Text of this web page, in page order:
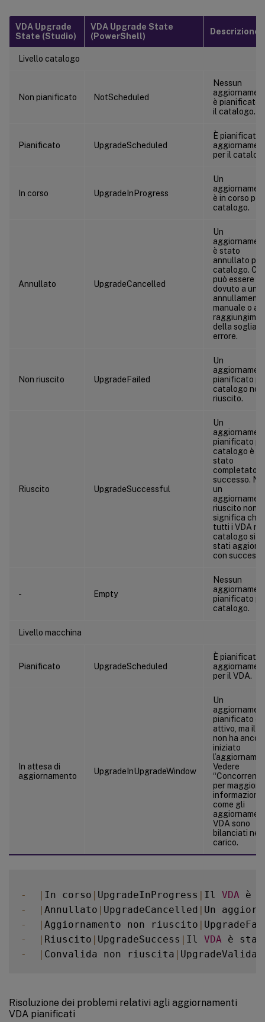
VDA Upgrade
State (Studio)
VDA Upgrade State
(PowerShell)
Descrizione
Livello catalogo
Non pianificato NotScheduled
Nessun
è pianificato
il catalogo.
Pianificato UpgradeScheduled
È pianificato
per il
In corso UpgradeInProgress
Un
è in corso per
catalogo.
Annullato UpgradeCancelled
Un
è stato
annullato per
catalogo. Ciò
può essere
dovuto a un
annullamento
manuale o al
della soglia di
errore.
Non riuscito UpgradeFailed
Un
pianificato
catalogo non
riuscito.
Riuscito UpgradeSuccessful
Un
pianificato
catalogo è
stato
completato
successo.
un
riuscito non
significa che
tutti i VDA nel
catalogo
stati
con
- Empty
Nessun
pianificato
catalogo.
Livello macchina
Pianificato UpgradeScheduled
È pianificato
per il VDA.
In attesa di
aggiornamento
UpgradeInUpgradeWindow
Un
pianificato è
attivo, ma il
non ha
iniziato
Vedere
per maggiori
informazioni
come gli
VDA sono
bilanciati nel
carico.
- | In corso | UpgradeInProgress | Il VDA è
-
| Annullato | UpgradeCancelled | Un
-
| Aggiornamento non riuscito |
-
| Riuscito | UpgradeSuccess | Il VDA è
-
| Convalida non riuscita |
Risoluzione dei problemi relativi agli aggiornamenti
VDA pianificati